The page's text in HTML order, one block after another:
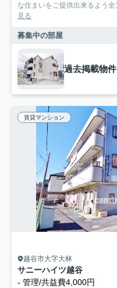
な住まいをご提供出来るよう
見る
募集中の部屋
過去掲載物件
賃貸マンション
越谷市大字大林
サニーハイツ越谷
- 管理/共益費4,000円